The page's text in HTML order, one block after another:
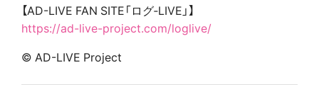
【AD-LIVE FAN SITE「ログ‐LIVE」】
https://ad-live-project.com/loglive/
© AD-LIVE Project